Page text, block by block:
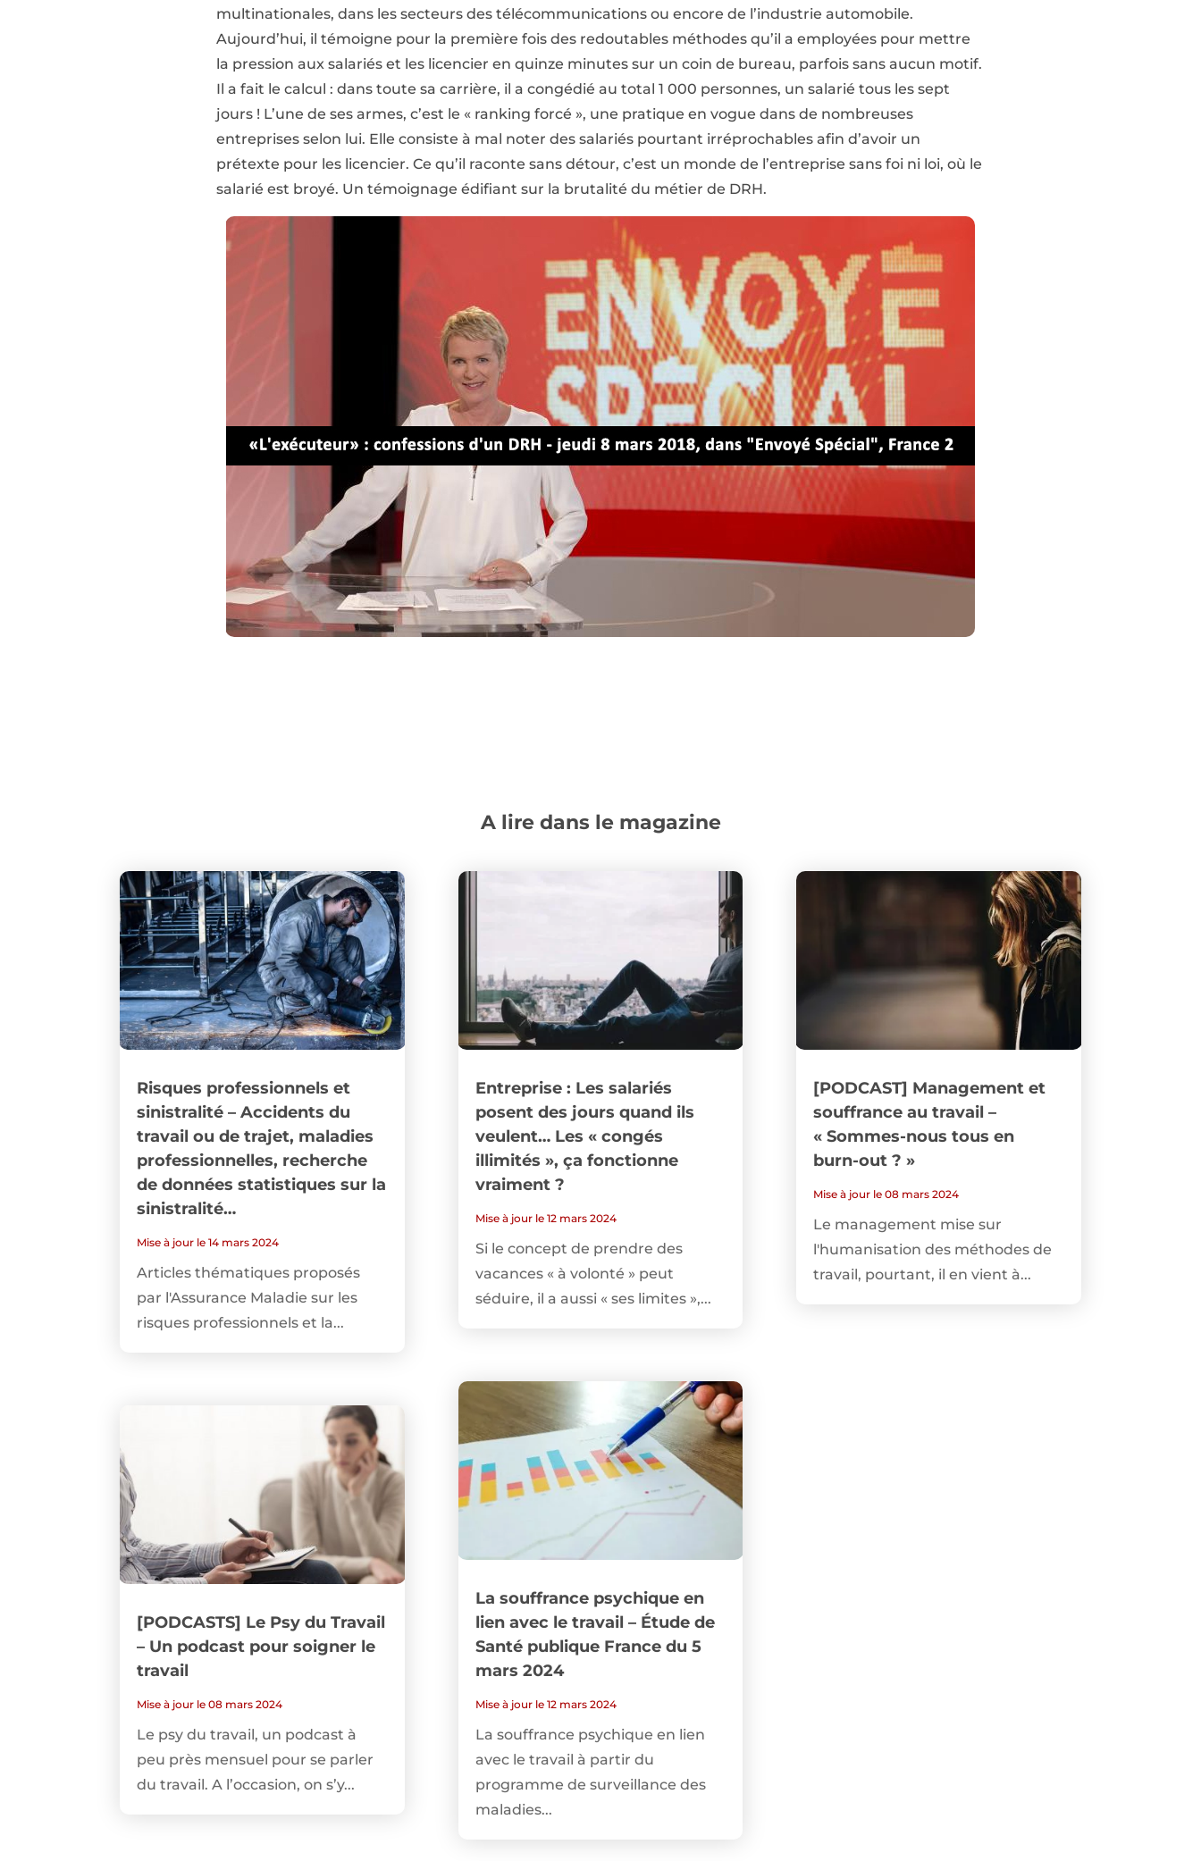
multinationales, dans les secteurs des télécommunications ou encore de l’industrie automobile.
Aujourd’hui, il témoigne pour la première fois des redoutables méthodes qu’il a employées pour mettre
la pression aux salariés et les licencier en quinze minutes sur un coin de bureau, parfois sans aucun motif.
Il a fait le calcul : dans toute sa carrière, il a congédié au total 1 000 personnes, un salarié tous les sept
jours ! L’une de ses armes, c’est le « ranking forcé », une pratique en vogue dans de nombreuses
entreprises selon lui. Elle consiste à mal noter des salariés pourtant irréprochables afin d’avoir un
prétexte pour les licencier. Ce qu’il raconte sans détour, c’est un monde de l’entreprise sans foi ni loi, où le
salarié est broyé. Un témoignage édifiant sur la brutalité du métier de DRH.
A lire dans le magazine
Risques professionnels et
sinistralité – Accidents du
travail ou de trajet, maladies
professionnelles, recherche
de données statistiques sur la
sinistralité…
Mise à jour le 14 mars 2024
Articles thématiques proposés
par l'Assurance Maladie sur les
risques professionnels et la...
[PODCASTS] Le Psy du Travail
– Un podcast pour soigner le
travail
Mise à jour le 08 mars 2024
Le psy du travail, un podcast à
peu près mensuel pour se parler
du travail. A l’occasion, on s’y...
Entreprise : Les salariés
posent des jours quand ils
veulent… Les « congés
illimités », ça fonctionne
vraiment ?
Mise à jour le 12 mars 2024
Si le concept de prendre des
vacances « à volonté » peut
séduire, il a aussi « ses limites »,...
La souffrance psychique en
lien avec le travail – Étude de
Santé publique France du 5
mars 2024
Mise à jour le 12 mars 2024
La souffrance psychique en lien
avec le travail à partir du
programme de surveillance des
maladies...
[PODCAST] Management et
souffrance au travail –
« Sommes-nous tous en
burn-out ? »
Mise à jour le 08 mars 2024
Le management mise sur
l'humanisation des méthodes de
travail, pourtant, il en vient à...